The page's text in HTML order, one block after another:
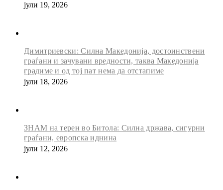
јули 19, 2026
Димитриевски: Силна Македонија, достоинствени
граѓани и зачувани вредности, таква Македонија
градиме и од тој пат нема да отстапиме
јули 18, 2026
ЗНАМ на терен во Битола: Силна држава, сигурни
граѓани, европска иднина
јули 12, 2026